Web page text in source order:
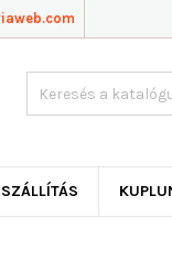
SZÁLLÍTÁS